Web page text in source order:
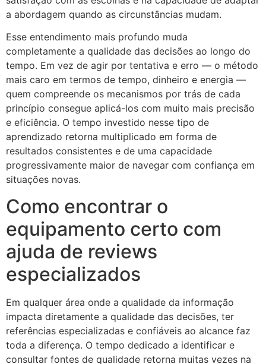
a abordagem quando as circunstâncias mudam.
Esse entendimento mais profundo muda
completamente a qualidade das decisões ao longo do
tempo. Em vez de agir por tentativa e erro — o método
mais caro em termos de tempo, dinheiro e energia —
quem compreende os mecanismos por trás de cada
princípio consegue aplicá-los com muito mais precisão
e eficiência. O tempo investido nesse tipo de
aprendizado retorna multiplicado em forma de
resultados consistentes e de uma capacidade
progressivamente maior de navegar com confiança em
situações novas.
Como encontrar o
equipamento certo com
ajuda de reviews
especializados
Em qualquer área onde a qualidade da informação
impacta diretamente a qualidade das decisões, ter
referências especializadas e confiáveis ao alcance faz
toda a diferença. O tempo dedicado a identificar e
consultar fontes de qualidade retorna muitas vezes na